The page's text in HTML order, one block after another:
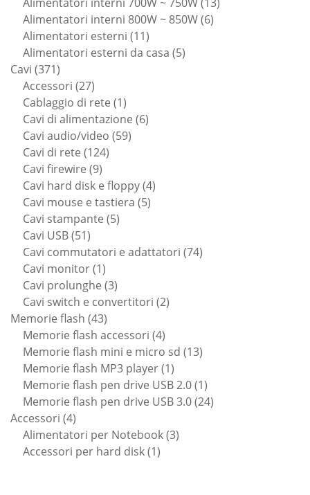
Alimentatori interni 800W ~ 850W 66
Alimentatori esterni 1111
prodotti
Alimentatori esterni da casa 55
Cavi 371371
prodotti
Accessori 2727
prodotti
Cablaggio di rete 11
prodotto
Cavi di alimentazione 66
Cavi audio/video 5959
Cavi di rete 124124
Cavi firewire 99
prodotti
Cavi hard disk e floppy 44
Cavi mouse e tastiera 55
Cavi stampante 55
Cavi USB 5151
prodotti
Cavi commutatori e adattatori 7474
Cavi monitor 11
prodotto
Cavi prolunghe 33
prodotti
Cavi switch e convertitori 22
Memorie flash 4343
prodotti
Memorie flash accessori 44
prodotti
Memorie flash mini e micro sd 1313
Memorie flash MP3 player 11
prodotto
Memorie flash pen drive USB 2.0 11
prodotto
Memorie flash pen drive USB 3.0 2424
Accessori 44
prodotti
Alimentatori per Notebook 33
Accessori per hard disk 11